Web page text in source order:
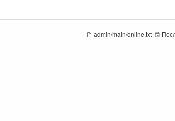
admin/main/online.txt